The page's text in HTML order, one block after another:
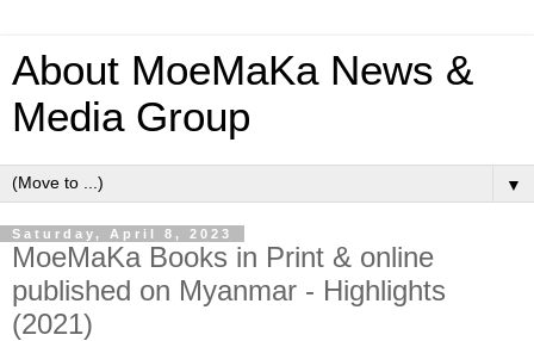
About MoeMaKa News &
Media Group
▼
Saturday, April 8, 2023
MoeMaKa Books in Print & online
published on Myanmar - Highlights
(2021)